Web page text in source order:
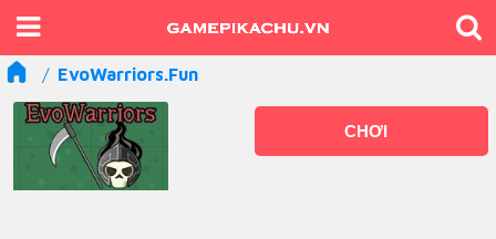
EvoWarriors.fun
CHƠI